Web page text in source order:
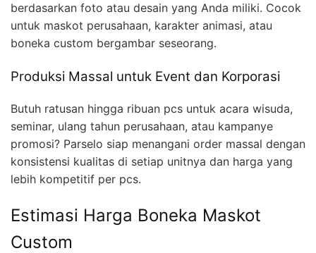
berdasarkan foto atau desain yang Anda miliki. Cocok
untuk maskot perusahaan, karakter animasi, atau
boneka custom bergambar seseorang.
Produksi Massal untuk Event dan Korporasi
Butuh ratusan hingga ribuan pcs untuk acara wisuda,
seminar, ulang tahun perusahaan, atau kampanye
promosi? Parselo siap menangani order massal dengan
konsistensi kualitas di setiap unitnya dan harga yang
lebih kompetitif per pcs.
Estimasi Harga Boneka Maskot
Custom